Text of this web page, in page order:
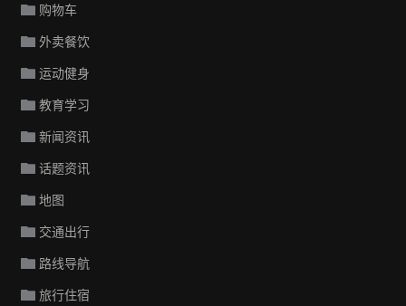
购物车
外卖餐饮
运动健身
教育学习
新闻资讯
话题资讯
地图
交通出行
路线导航
旅行住宿